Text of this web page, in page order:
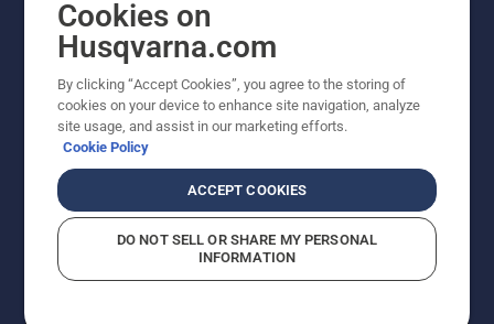
© Husqvarna AB (publ). Alle Rechte vorbehalten. Bei
den Preisangaben handelt es sich um unverbindliche
Preisempfehlungen in Euro inkl. der gesetzlichen
Preisempfehlungen (inkl. MwSt), es sei denn sie sind für
den direkten Kauf verfügbar.
Cookie-RichtlinieNutzungsbedingungen Datenschutzerklärung
Vermutete Verstöße melden
Cookies on
Husqvarna.com
By clicking “Accept Cookies”, you agree to the storing of
cookies on your device to enhance site navigation, analyze
site usage, and assist in our marketing efforts.
Cookie Policy
ACCEPT COOKIES
DO NOT SELL OR SHARE MY PERSONAL
INFORMATION